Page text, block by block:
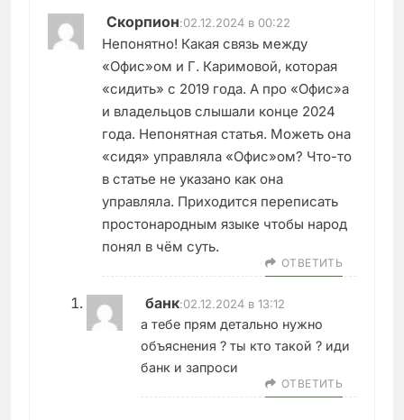
Скорпион:02.12.2024 в 00:22
Непонятно! Какая связь между
«Офис»ом и Г. Каримовой, которая
«сидить» с 2019 года. А про «Офис»а
и владельцов слышали конце 2024
года. Непонятная статья. Можеть она
«сидя» управляла «Офис»ом? Что-то
в статье не указано как она
управляла. Приходится переписать
простонародным языке чтобы народ
понял в чём суть.
ОТВЕТИТЬ
банк:02.12.2024 в 13:12
а тебе прям детально нужно
объяснения ? ты кто такой ? иди
банк и запроси
ОТВЕТИТЬ